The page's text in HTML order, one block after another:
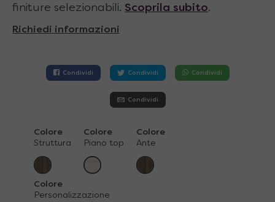
finiture selezionabili. Scoprila subito.
Richiedi informazioni
Condividi Condividi Condividi
Condividi
Colore
Struttura
Colore
Piano top
Colore
Ante
Colore
Personalizzazione